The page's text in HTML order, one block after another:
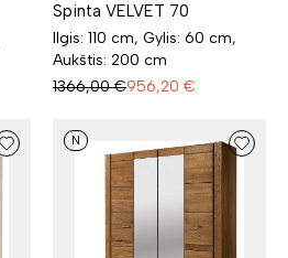
Spinta VELVET 70
Ilgis: 110 cm, Gylis: 60 cm,
Aukštis: 200 cm
1366,00 €956,20 €
N